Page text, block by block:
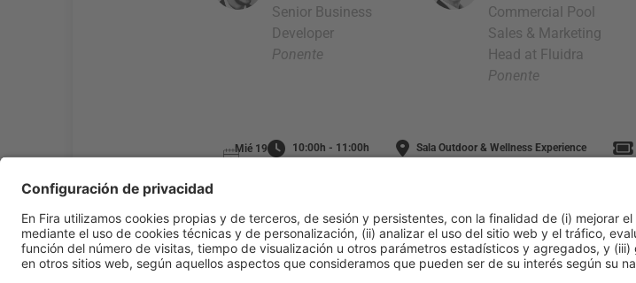
Senior Business
Developer
Ponente
Commercial Pool
Sales & Marketing
Head at Fluidra
Ponente
Mié 19 10:00h - 11:00h Sala Outdoor & Wellness Experience